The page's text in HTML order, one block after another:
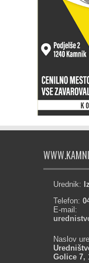
Urednik:
Telefon:
E-mail:
Naslov
Golice 7,